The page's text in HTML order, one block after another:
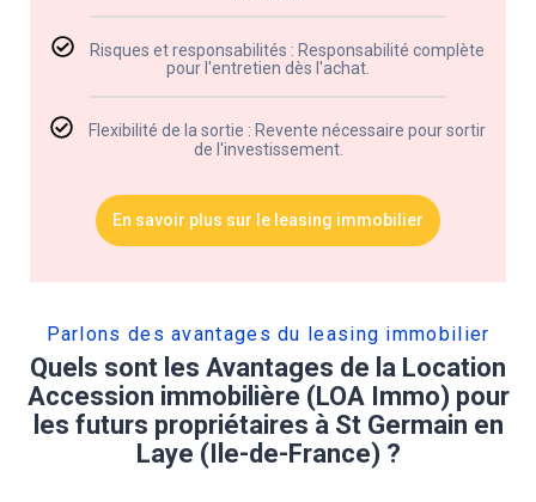
Risques et responsabilités : Responsabilité complète
pour l'entretien dès l'achat.
Flexibilité de la sortie : Revente nécessaire pour sortir
de l'investissement.
En savoir plus sur le leasing immobilier
Parlons des avantages du leasing immobilier​
Quels sont les Avantages de la Location
Accession immobilière (LOA Immo) pour
les futurs propriétaires à St Germain en
Laye (Ile-de-France) ?